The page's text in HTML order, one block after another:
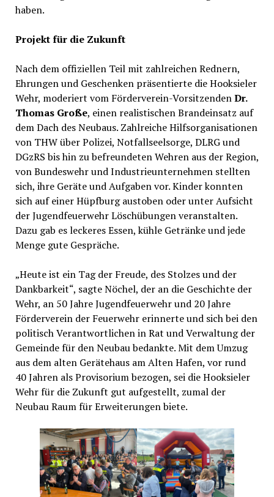
haben.
Projekt für die Zukunft
Nach dem offiziellen Teil mit zahlreichen Rednern,
Ehrungen und Geschenken präsentierte die Hooksieler
Wehr, moderiert vom Förderverein-VorsitzendenDr.
Thomas Große, einen realistischen Brandeinsatz auf
dem Dach des Neubaus. Zahlreiche Hilfsorganisationen
von THW über Polizei, Notfallseelsorge, DLRG und
DGzRS bis hin zu befreundeten Wehren aus der Region,
von Bundeswehr und Industrieunternehmen stellten
sich, ihre Geräte und Aufgaben vor. Kinder konnten
sich auf einer Hüpfburg austoben oder unter Aufsicht
der Jugendfeuerwehr Löschübungen veranstalten.
Dazu gab es leckeres Essen, kühle Getränke und jede
Menge gute Gespräche.
„Heute ist ein Tag der Freude, des Stolzes und der
Dankbarkeit“, sagte Nöchel, der an die Geschichte der
Wehr, an 50 Jahre Jugendfeuerwehr und 20 Jahre
Förderverein der Feuerwehr erinnerte und sich bei den
politisch Verantwortlichen in Rat und Verwaltung der
Gemeinde für den Neubau bedankte. Mit dem Umzug
aus dem alten Gerätehaus am Alten Hafen, vor rund
40 Jahren als Provisorium bezogen, sei die Hooksieler
Wehr für die Zukunft gut aufgestellt, zumal der
Neubau Raum für Erweiterungen biete.